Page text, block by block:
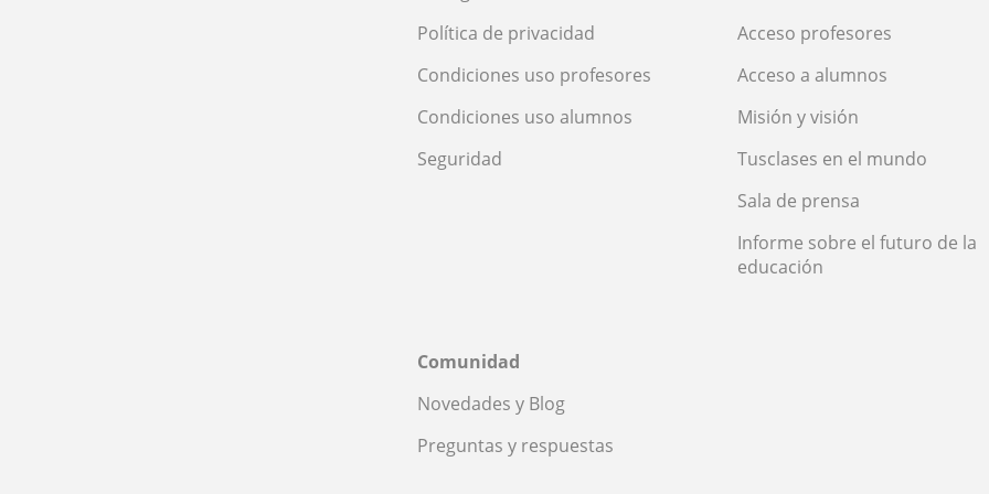
Política de privacidad
Condiciones uso profesores
Condiciones uso alumnos
Seguridad
Acceso profesores
Acceso a alumnos
Misión y visión
Tusclases en el mundo
Sala de prensa
Informe sobre el futuro de la
educación
Comunidad
Novedades y Blog
Preguntas y respuestas